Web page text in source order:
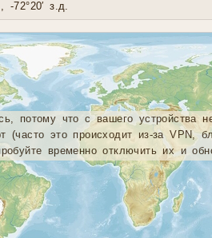
-72°20′ з.д.
потому что с вашего устройства
(часто это происходит из-за VPN,
временно отключить их и